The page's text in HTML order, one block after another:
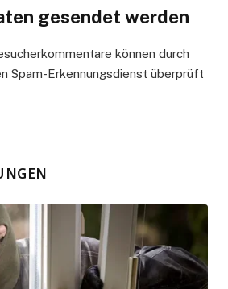
gesendet werden
können durch
Spam-Erkennungsdienst überprüft